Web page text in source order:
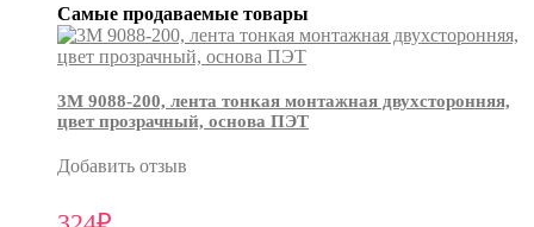
Самые продаваемые товары
3М 9088-200, лента тонкая монтажная двухсторонняя,
цвет прозрачный, основа ПЭТ
Добавить отзыв